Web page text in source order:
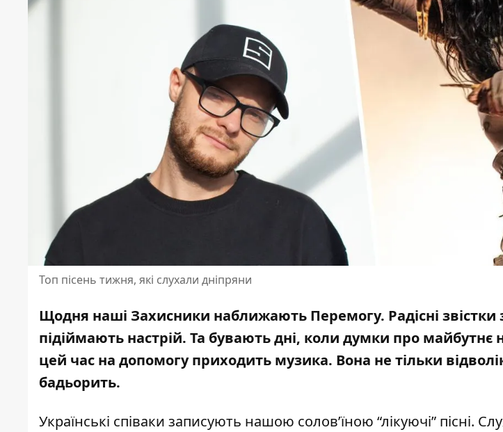
Топ пісень тижня, які слухали дніпряни
Щодня наші Захисники наближають Перемогу. Радісні
підіймають настрій. Та бувають дні, коли думки про
цей час на допомогу приходить музика. Вона не тільки
бадьорить.
Українські співаки записують нашою солов’їною “лікуючі” пісні.